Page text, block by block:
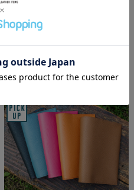
文庫本ブックカバーB2 ステ
アハイド
¥10,450(税込)